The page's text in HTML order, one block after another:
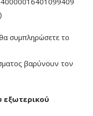
συμπληρώσετε το
βαρύνουν τον
εξωτερικού